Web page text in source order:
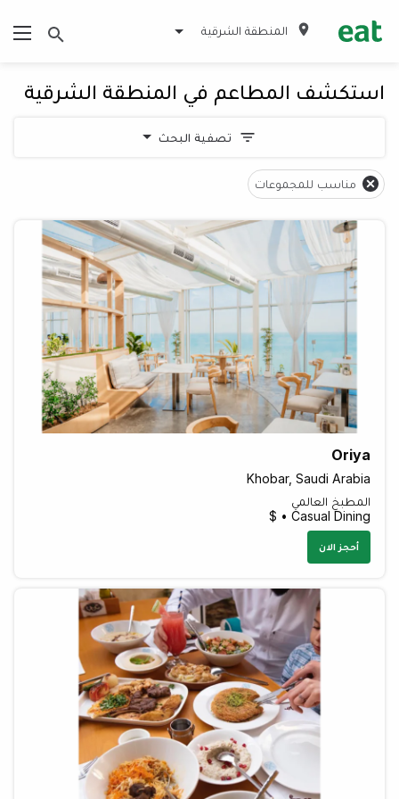
المنطقة الشرقية
استكشف المطاعم في المنطقة الشرقية
تصفية البحث
مناسب للمجموعات
Oriya
Khobar, Saudi Arabia
المطبخ العالمي
Casual Dining • $
أحجز الان